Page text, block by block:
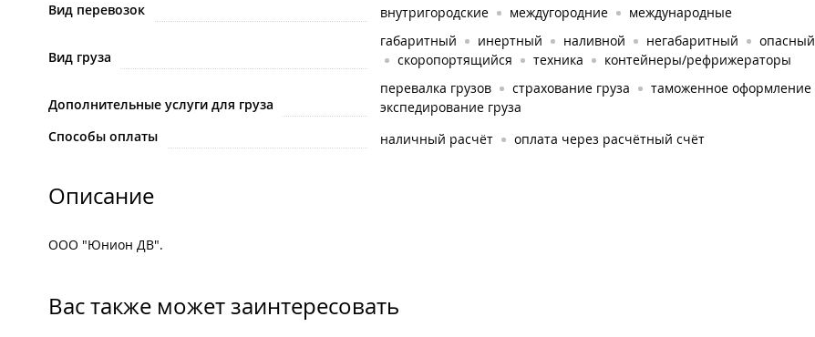
Вид перевозок
внутригородские междугородние международные
Вид груза
габаритный инертный наливной негабаритный опасный
скоропортящийся
техника контейнеры/рефрижераторы
Дополнительные услуги для груза
перевалка грузов страхование груза
таможенное оформление
экспедирование груза
Способы оплаты
наличный расчёт оплата через расчётный счёт
Описание
ООО "Юнион ДВ".
Вас также может заинтересовать